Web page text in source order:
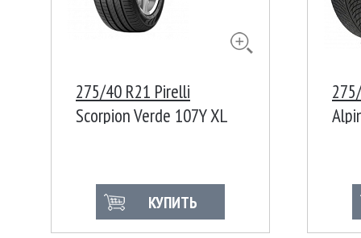
275/40 R21 Pirelli
Scorpion Verde 107Y XL
КУПИТЬ